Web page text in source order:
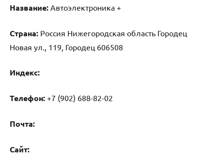
Название: Автоэлектроника +
Страна: Россия Нижегородская область Городец
Новая ул., 119, Городец 606508
Индекс:
Телефон: +7 (902) 688-82-02
Почта:
Cайт: